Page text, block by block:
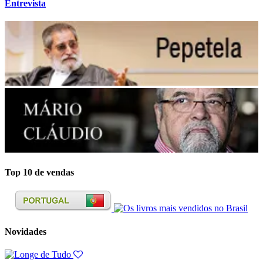
Entrevista
Top 10 de vendas
Novidades